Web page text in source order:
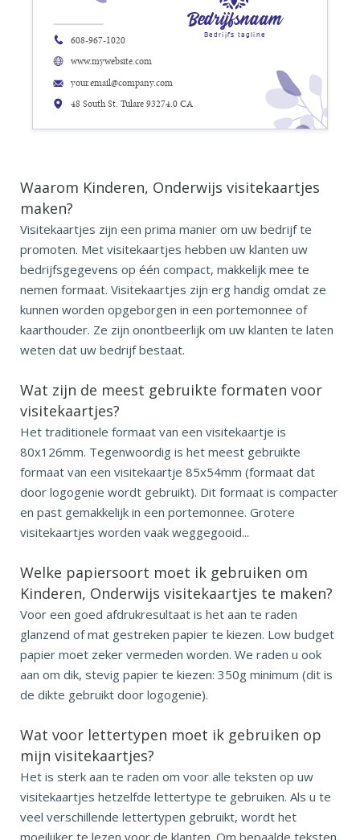
48 South St. Tulare 93274.0 CA
www.mywebsite.com
your.email@company.com
608-967-1020
Bedrijfsnaam
Bedrijfs tagline
Waarom Kinderen, Onderwijs visitekaartjes
maken?
Visitekaartjes zijn een prima manier om uw bedrijf te
promoten. Met visitekaartjes hebben uw klanten uw
bedrijfsgegevens op één compact, makkelijk mee te
nemen formaat. Visitekaartjes zijn erg handig omdat ze
kunnen worden opgeborgen in een portemonnee of
kaarthouder. Ze zijn onontbeerlijk om uw klanten te laten
weten dat uw bedrijf bestaat.
Wat zijn de meest gebruikte formaten voor
visitekaartjes?
Het traditionele formaat van een visitekaartje is
80x126mm. Tegenwoordig is het meest gebruikte
formaat van een visitekaartje 85x54mm (formaat dat
door logogenie wordt gebruikt). Dit formaat is compacter
en past gemakkelijk in een portemonnee. Grotere
visitekaartjes worden vaak weggegooid...
Welke papiersoort moet ik gebruiken om
Kinderen, Onderwijs visitekaartjes te maken?
Voor een goed afdrukresultaat is het aan te raden
glanzend of mat gestreken papier te kiezen. Low budget
papier moet zeker vermeden worden. We raden u ook
aan om dik, stevig papier te kiezen: 350g minimum (dit is
de dikte gebruikt door logogenie).
Wat voor lettertypen moet ik gebruiken op
mijn visitekaartjes?
Het is sterk aan te raden om voor alle teksten op uw
visitekaartjes hetzelfde lettertype te gebruiken. Als u te
veel verschillende lettertypen gebruikt, wordt het